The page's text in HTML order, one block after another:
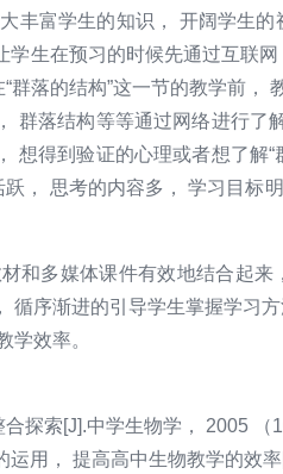
丰富学生的知识， 开阔学生
生在预习的时候先通过互联
群落的结构”这一节的教学前，
群落结构等等通过网络进行了
想得到验证的心理或者想了解
， 思考的内容多， 学习目标
多媒体课件有效地结合起来
循序渐进的引导学生掌握学习
学效率。
索[J].中学生物学， 2005 （
用， 提高高中生物教学的效率